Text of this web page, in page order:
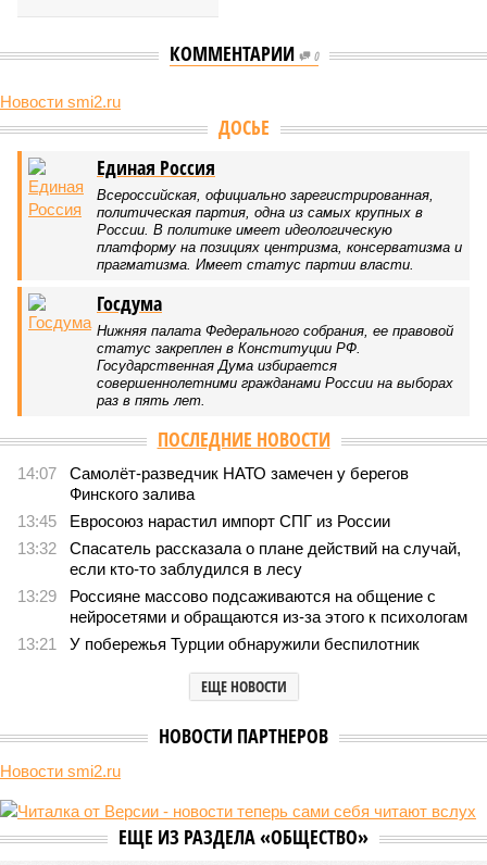
КОММЕНТАРИИ 0
Новости smi2.ru
В нескольких станциях от уже сданного
«Сказочного леса» пайщики ЖК «Станция Л» продолжают ждать от
компании Capital Group начала реальной достройки
В нескольких станциях от уже сданного «Сказочного
леса» пайщики ЖК «Станция Л» продолжают ждать от
компании Capital Group начала реальной достройки
«Станция ожидания» для дольщиков
«Станция Л» продолжают ждать от компании Capital Group начала
реальной достройки (изображение сгенерировано ИИ)
Пока в Ярославском районе СВАО дольщики «Сказочного леса»
уже получают ключи – в мае 2026 года были получены
заключение о соответствии проектной документации и
разрешение на ввод жилищного комплекса в эксплуатацию –
совсем недалеко, в паре станций метро южнее, на Люблинской
Сюжет:Недвижимость
ЖК «Светлый мир «Станция Л»: та же группа компаний-
банкрот Seven Suns Development, та же
за прошедшие два года результатов, по словам дольщиков,
практически не видно. Поинформациииз профильных
порталов, первую очередь ЖК строители обещают сдать к